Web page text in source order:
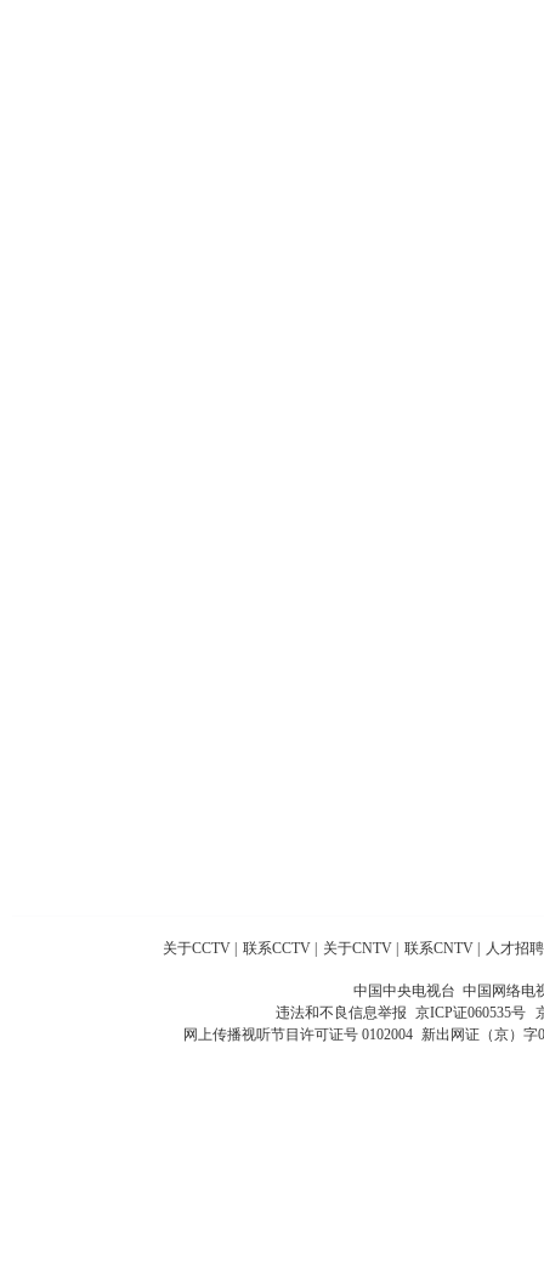
关于CCTV 联系CCTV 关于CNTV 联系CNTV 人才招聘
中国中央电视台 中国网络电
违法和不良信息举报 京ICP证060535号
网上传播视听节目许可证号 0102004 新出网证（京）